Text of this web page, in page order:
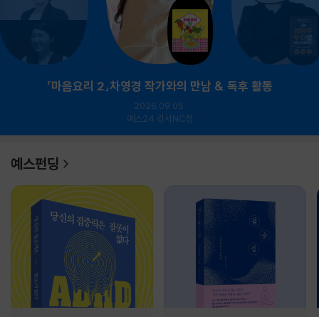
『마음요리 2』차영경 작가와의 만남 & 독후 활동
2026.09.05.
예스24 강서NC점
예스펀딩